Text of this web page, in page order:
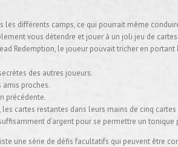
différents camps, ce qui pourrait même
vous détendre et jouer à un joli jeu de
Redemption, le joueur pouvait tricher en
des autres joueurs.
amis proches.
précédente.
cartes restantes dans leurs mains de cinq
d’argent pour se permettre un tonique
une série de défis facultatifs qui peuvent être